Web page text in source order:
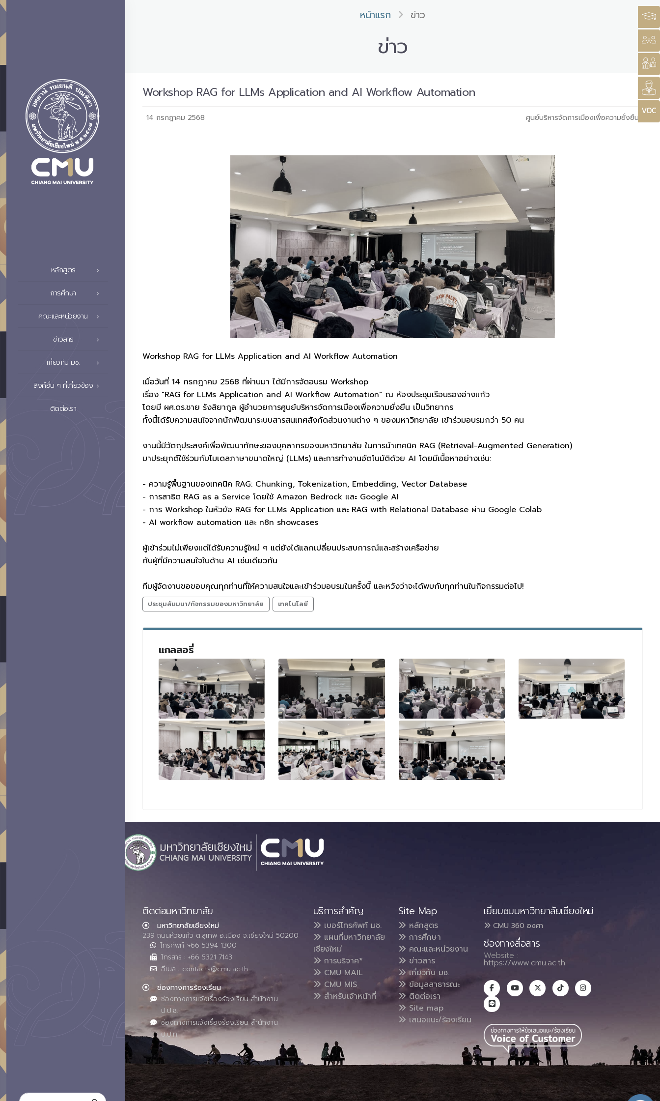
หลักสูตร
การศึกษา
คณะและหน่วยงาน
ข่าวสาร
เกี่ยวกับ มช.
ลิงค์อื่น ๆ ที่เกี่ยวข้อง
ติดต่อเรา
หน้าแรก ข่าว
ข่าว
Workshop RAG for LLMs Application and AI Workflow Automation
14 กรกฎาคม 2568 ศูนย์บริหารจัดการเมืองเพื่อความยั่งยืน
Workshop RAG for LLMs Application and AI Workflow Automation
เมื่อวันที่ 14 กรกฎาคม 2568 ที่ผ่านมา ได้มีการจัดอบรม Workshop
เรื่อง "RAG for LLMs Application and AI Workflow Automation" ณ ห้องประชุมเรือนรองอ่างแก้ว
โดยมี ผศ.ดร.ชาย รังสิยากูล ผู้อำนวยการศูนย์บริหารจัดการเมืองเพื่อความยั่งยืน เป็นวิทยากร
ทั้งนี้ได้รับความสนใจจากนักพัฒนาระบบสารสนเทศสังกัดส่วนงานต่าง ๆ ของมหาวิทยาลัย เข้าร่วมอบรมกว่า 50 คน
งานนี้มีวัตถุประสงค์เพื่อพัฒนาทักษะของบุคลากรของมหาวิทยาลัย ในการนำเทคนิค RAG (Retrieval-Augmented Generation)
มาประยุกต์ใช้ร่วมกับโมเดลภาษาขนาดใหญ่ (LLMs) และการทำงานอัตโนมัติด้วย AI โดยมีเนื้อหาอย่างเช่น:
- ความรู้พื้นฐานของเทคนิค RAG: Chunking, Tokenization, Embedding, Vector Database
- การสาธิต RAG as a Service โดยใช้ Amazon Bedrock และ Google AI
- การ Workshop ในหัวข้อ RAG for LLMs Application และ RAG with Relational Database ผ่าน Google Colab
- AI workflow automation และ n8n showcases
ผู้เข้าร่วมไม่เพียงแต่ได้รับความรู้ใหม่ ๆ แต่ยังได้แลกเปลี่ยนประสบการณ์และสร้างเครือข่าย
กับผู้ที่มีความสนใจในด้าน AI เช่นเดียวกัน
ทีมผู้จัดงานขอขอบคุณทุกท่านที่ให้ความสนใจและเข้าร่วมอบรมในครั้งนี้ และหวังว่าจะได้พบกับทุกท่านในกิจกรรมต่อไป!
ประชุมสัมมนา/กิจกรรมของมหาวิทยาลัย เทคโนโลยี
แกลลอรี่
ติดต่อมหาวิทยาลัย
มหาวิทยาลัยเชียงใหม่
239 ถนนห้วยแก้ว ต.สุเทพ อ.เมือง จ.เชียงใหม่ 50200
โทรศัพท์ :+66 5394 1300
โทรสาร : +66 5321 7143
อีเมล : contacts@cmu.ac.th
ช่องทางการร้องเรียน
ช่องทางการแจ้งเรื่องร้องเรียน สำนักงาน
ป.ป.ช.
ช่องทางการแจ้งเรื่องร้องเรียน สำนักงาน
ป.ป.ท.
บริการสำคัญ
เบอร์โทรศัพท์ มช.
แผนที่มหาวิทยาลัย
เชียงใหม่
การบริจาค*
CMU MAIL
CMU MIS
สำหรับเจ้าหน้าที่
Site Map
หลักสูตร
การศึกษา
คณะและหน่วยงาน
ข่าวสาร
เกี่ยวกับ มช.
ข้อมูลสาธารณะ
ติดต่อเรา
Site map
เสนอแนะ/ร้องเรียน
เยี่ยมชมมหาวิทยาลัยเชียงใหม่
CMU 360 องศา
ช่องทางสื่อสาร
Website :
https://www.cmu.ac.th